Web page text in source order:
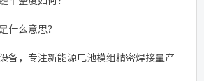
什么意思？
备，专注新能源电池模组精密焊接量产